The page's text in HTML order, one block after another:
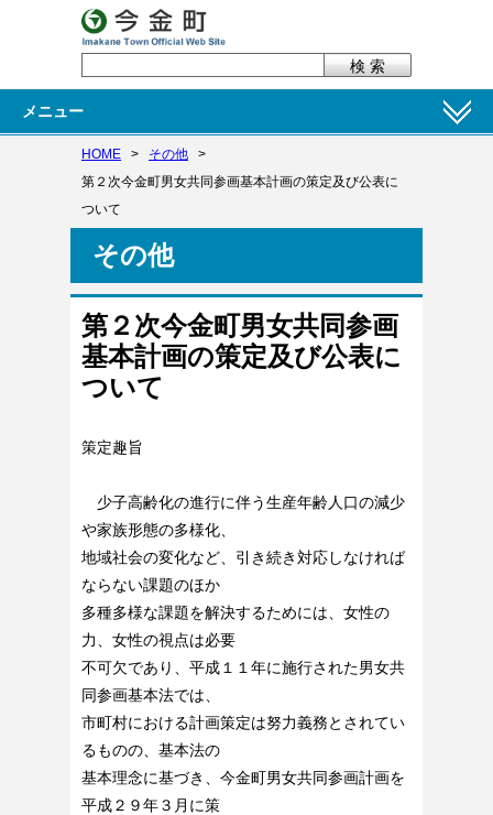
メニュー
HOME > その他
>
第２次今金町男女共同参画基本計画の策定及び公表に
ついて
その他
第２次今金町男女共同参画
基本計画の策定及び公表に
ついて
策定趣旨
少子高齢化の進行に伴う生産年齢人口の減少
や家族形態の多様化、
地域社会の変化など、引き続き対応しなければ
ならない課題のほか
多種多様な課題を解決するためには、女性の
力、女性の視点は必要
不可欠であり、平成１１年に施行された男女共
同参画基本法では、
市町村における計画策定は努力義務とされてい
るものの、基本法の
基本理念に基づき、今金町男女共同参画計画を
平成２９年３月に策